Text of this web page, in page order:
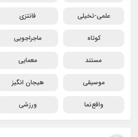
علمی-تخیلی فانتزی
کوتاه ماجراجویی
مستند معمایی
موسیقی هیجان انگیز
واقع‌نما ورزشی